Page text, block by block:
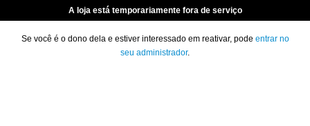
A loja está temporariamente fora de serviço
Se você é o dono dela e estiver interessado em reativar, pode entrar no
seu administrador.